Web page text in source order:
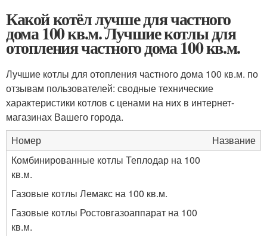
Какой котёл лучше для частного
дома 100 кв.м. Лучшие котлы для
отопления частного дома 100 кв.м.
Лучшие котлы для отопления частного дома 100 кв.м. по
отзывам пользователей: сводные технические
характеристики котлов с ценами на них в интернет-
магазинах Вашего города.
Номер
Название
Комбинированные котлы Теплодар на 100
кв.м.
Газовые котлы Лемакс на 100 кв.м.
Газовые котлы Ростовгазоаппарат на 100
кв.м.